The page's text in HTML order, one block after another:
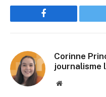
Facebook
Corinne
journalisme
Website